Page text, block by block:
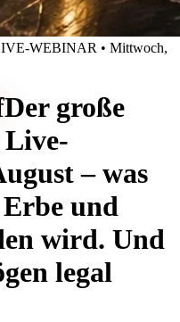
WEBINAR • Mittwoch,
Der große
Live-
– was
und
wird. Und
legal